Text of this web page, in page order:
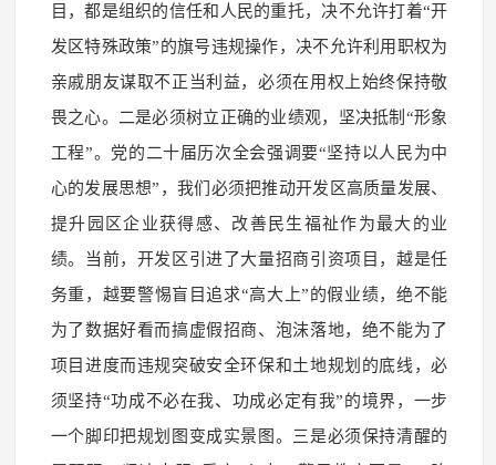
目，都是组织的信任和人民的重托，决不允许打着“开
发区特殊政策”的旗号违规操作，决不允许利用职权为
亲戚朋友谋取不正当利益，必须在用权上始终保持敬
畏之心。二是必须树立正确的业绩观，坚决抵制“形象
工程”。党的二十届历次全会强调要“坚持以人民为中
心的发展思想”，我们必须把推动开发区高质量发展、
提升园区企业获得感、改善民生福祉作为最大的业
绩。当前，开发区引进了大量招商引资项目，越是任
务重，越要警惕盲目追求“高大上”的假业绩，绝不能
为了数据好看而搞虚假招商、泡沫落地，绝不能为了
项目进度而违规突破安全环保和土地规划的底线，必
须坚持“功成不必在我、功成必定有我”的境界，一步
一个脚印把规划图变成实景图。三是必须保持清醒的